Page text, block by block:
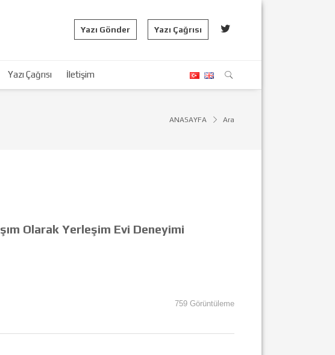
Yazı Gönder Yazı Çağrısı
Yazı Çağrısı İletişim
ANASAYFA Ara
Olarak Yerleşim Evi Deneyimi
759 Görüntüleme